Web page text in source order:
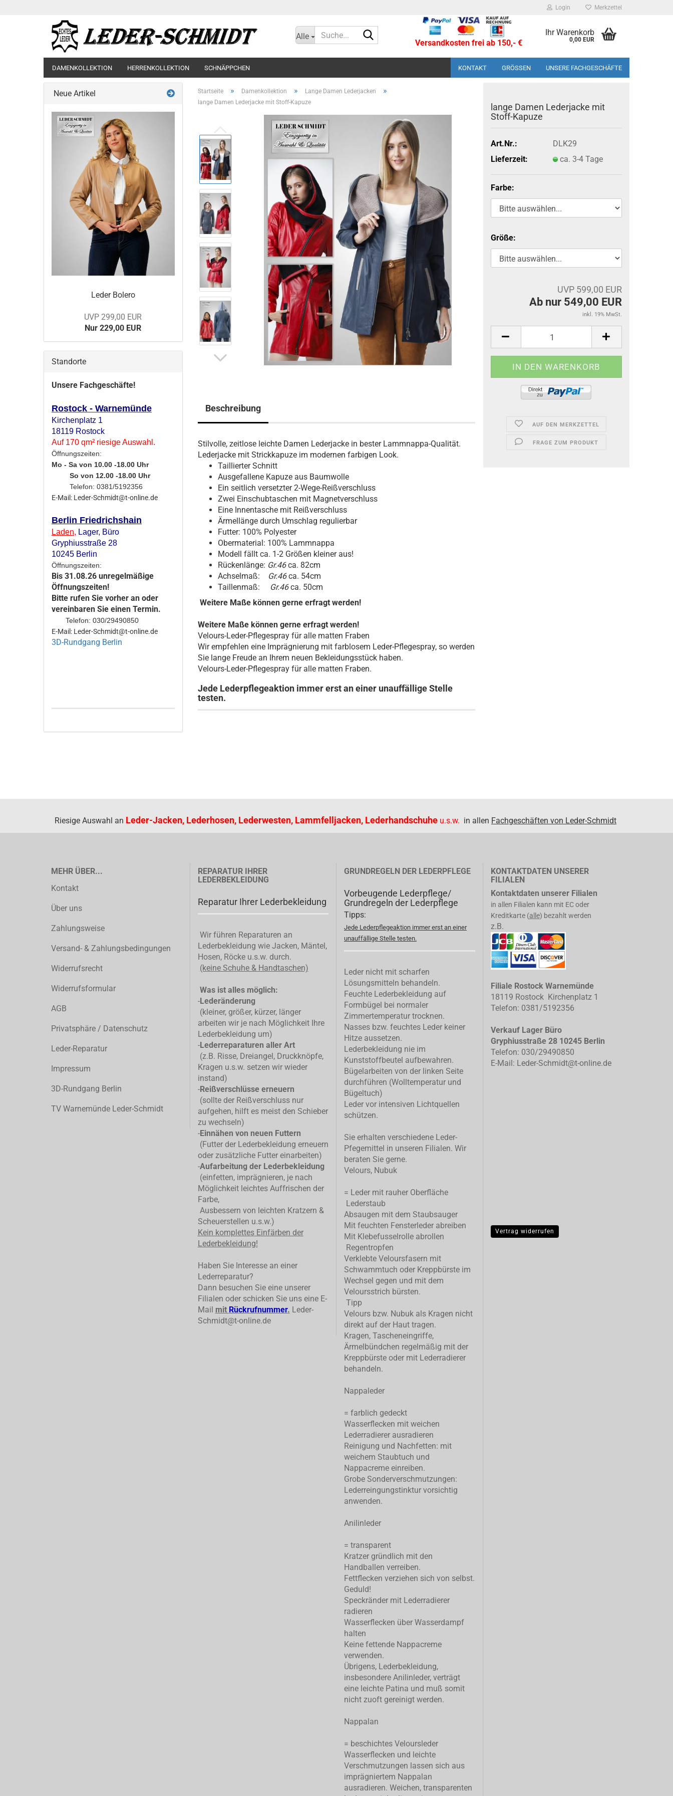
Login Merkzettel
Alle
Versandkosten frei ab 150,- €
Ihr Warenkorb
0,00 EUR
DAMENKOLLEKTION HERRENKOLLEKTION SCHNÄPPCHEN KONTAKT GRÖSSEN UNSERE FACHGESCHÄFTE
Startseite » Damenkollektion » Lange Damen Lederjacken »
lange Damen Lederjacke mit Stoff-Kapuze
lange Damen Le­der­ja­cke mit
Stoff-​Kapuze
Art.Nr.:
DLK29
Lieferzeit:
ca. 3-4 Tage
Farbe:
Größe:
UVP 599,00 EUR
Ab nur 549,00 EUR
inkl. 19% MwSt.
AUF DEN MERKZETTEL
FRAGE ZUM PRODUKT
Beschreibung
Stilvolle, zeitlose leichte Damen Lederjacke in bester Lammnappa-Qualität.
Lederjacke mit Strickkapuze im modernen farbigen Look.
Taillierter Schnitt
Ausgefallene Kapuze aus Baumwolle
Ein seitlich versetzter 2-Wege-Reißverschluss
Zwei Einschubtaschen mit Magnetverschluss
Eine Innentasche mit Reißverschluss
Ärmellänge durch Umschlag regulierbar
Futter: 100% Polyester
Obermaterial: 100% Lammnappa
Modell fällt ca. 1-2 Größen kleiner aus!
Rückenlänge: Gr.46ca. 82cm
Achselmaß:
Gr.46ca. 54cm
Taillenmaß:
Gr.46ca. 50cm
Weitere Maße können gerne erfragt werden!
Weitere Maße können gerne erfragt werden!
Velours-Leder-Pflegespray für alle matten Fraben
Wir empfehlen eine Imprägnierung mit farblosem Leder-Pflegespray, so werden
Sie lange Freude an Ihrem neuen Bekleidungsstück haben.
Velours-Leder-Pflegespray für alle matten Fraben.
Jede Lederpflegeaktion immer erst an einer unauffällige Stelle
testen.
Neue Artikel
Leder Bo­le­ro
UVP 299,00 EUR
Nur 229,00 EUR
Standorte
Unsere Fachgeschäfte!
Rostock - Warnemünde
Kirchenplatz 1
18119 Rostock
Auf 170 qm² riesige Auswahl.
Öffnungszeiten:
Mo - Sa von 10.00 -18.00 Uhr
So von 12.00 -18.00 Uhr
Telefon: 0381/5192356
E-Mail: Leder-Schmidt@t-online.de
Berlin Friedrichshain
Laden, Lager, Büro
Gryphiusstraße 28
10245 Berlin
Öffnungszeiten:
Bis 31.08.26 unregelmäßige
Öffnungszeiten!
Bitte rufen Sie vorher an oder
vereinbaren Sie einen Termin.
Telefon: 030/29490850
E-Mail: Leder-Schmidt@t-online.de
3D-Rundgang Berlin
Riesige Auswahl an Leder-Jacken, Lederhosen, Lederwesten, Lammfelljacken, Lederhandschuhe u.s.w. in allen Fachgeschäften von Leder-Schmidt
MEHR ÜBER...
Kontakt
Über uns
Zahlungsweise
Versand- & Zahlungsbedingungen
Widerrufsrecht
Widerrufsformular
AGB
Privatsphäre / Datenschutz
Leder-Reparatur
Impressum
3D-Rundgang Berlin
TV Warnemünde Leder-Schmidt
REPARATUR IHRER
LEDERBEKLEIDUNG
Reparatur Ihrer Lederbekleidung
Wir führen Reparaturen an
Lederbekleidung wie Jacken, Mäntel,
Hosen, Röcke u.s.w. durch.
(keine Schuhe & Handtaschen)
Was ist alles möglich:
-Lederänderung
(kleiner, größer, kürzer, länger
arbeiten wir je nach Möglichkeit Ihre
Lederbekleidung um)
-Lederreparaturen aller Art
(z.B. Risse, Dreiangel, Druckknöpfe,
Kragen u.s.w. setzen wir wieder
instand)
-Reißverschlüsse erneuern
(sollte der Reißverschluss nur
aufgehen, hilft es meist den Schieber
zu wechseln)
-Einnähen von neuen Futtern
(Futter der Lederbekleidung erneuern
oder zusätzliche Futter einarbeiten)
-Aufarbeitung der Lederbekleidung
(einfetten, imprägnieren, je nach
Möglichkeit leichtes Auffrischen der
Farbe,
Ausbessern von leichten Kratzern &
Scheuerstellen u.s.w.)
Kein komplettesEinfärben der
Lederbekleidung!
Haben Sie Interesse an einer
Lederreparatur?
Dann besuchen Sie eine unserer
Filialen oder schicken Sie uns eine E-
Mail mit Rückrufnummer. Leder-
Schmidt@t-online.de
GRUNDREGELN DER LEDERPFLEGE
Vorbeugende Lederpflege/
Grundregeln der Lederpflege
Tipps:
Jede Lederpflegeaktion immer erst an einer
unauffällige Stelle testen.
Leder nicht mit scharfen
Lösungsmitteln behandeln.
Feuchte Lederbekleidung auf
Formbügel bei normaler
Zimmertemperatur trocknen.
Nasses bzw. feuchtes Leder keiner
Hitze aussetzen.
Lederbekleidung nie im
Kunststoffbeutel aufbewahren.
Bügelarbeiten von der linken Seite
durchführen (Wolltemperatur und
Bügeltuch)
Leder vor intensiven Lichtquellen
schützen.
Sie erhalten verschiedene Leder-
Pfegemittel in unseren Filialen. Wir
beraten Sie gerne.
Velours, Nubuk
= Leder mit rauher Oberfläche
Lederstaub
Absaugen mit dem Staubsauger
Mit feuchten Fensterleder abreiben
Mit Klebefusselrolle abrollen
Regentropfen
Verklebte Veloursfasern mit
Schwammtuch oder Kreppbürste im
Wechsel gegen und mit dem
Veloursstrich bürsten.
Tipp
Velours bzw. Nubuk als Kragen nicht
direkt auf der Haut tragen.
Kragen, Tascheneingriffe,
Ärmelbündchen regelmäßig mit der
Kreppbürste oder mit Lederradierer
behandeln.
Nappaleder
= farblich gedeckt
Wasserflecken mit weichen
Lederradierer ausradieren
Reinigung und Nachfetten: mit
weichem Staubtuch und
Nappacreme einreiben.
Grobe Sonderverschmutzungen:
Lederreingungstinktur vorsichtig
anwenden.
Anilinleder
= transparent
Kratzer gründlich mit den
Handballen verreiben.
Fettflecken verziehen sich von selbst.
Geduld!
Speckränder mit Lederradierer
radieren
Wasserflecken über Wasserdampf
halten
Keine fettende Nappacreme
verwenden.
Übrigens, Lederbekleidung,
insbesondere Anilinleder, verträgt
eine leichte Patina und muß somit
nicht zuoft gereinigt werden.
Nappalan
= beschichtes Veloursleder
Wasserflecken und leichte
Verschmutzungen lassen sich aus
imprägniertem Nappalan
ausradieren. Weichen, transparenten
KONTAKTDATEN UNSERER
FILIALEN
Kontaktdaten unserer Filialen
in allen Filialen kann mit EC oder
Kreditkarte (alle) bezahlt werden
z.B.
Filiale Rostock Warnemünde
18119 Rostock Kirchenplatz 1
Telefon: 0381/5192356
Verkauf Lager Büro
Gryphiusstraße 28 10245 Berlin
Telefon: 030/29490850
E-Mail: Leder-Schmidt@t-online.de
Vertrag widerrufen